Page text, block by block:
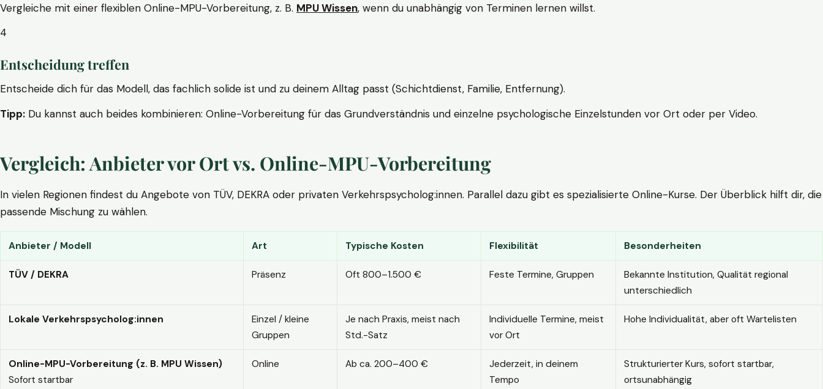
Vergleiche mit einer flexiblen Online-MPU-Vorbereitung, z. B. MPU Wissen, wenn du unabhängig von Terminen lernen willst.
4
Entscheidung treffen
Entscheide dich für das Modell, das fachlich solide ist und zu deinem Alltag passt (Schichtdienst, Familie, Entfernung).
Tipp: Du kannst auch beides kombinieren: Online-Vorbereitung für das Grundverständnis und einzelne psychologische Einzelstunden vor Ort oder per Video.
Vergleich: Anbieter vor Ort vs. Online-MPU-Vorbereitung
In vielen Regionen findest du Angebote von TÜV, DEKRA oder privaten Verkehrspsycholog:innen. Parallel dazu gibt es spezialisierte Online-Kurse. Der Überblick hilft dir, die
passende Mischung zu wählen.
Anbieter / Modell Art Typische Kosten Flexibilität Besonderheiten
TÜV / DEKRA Präsenz Oft 800–1.500 € Feste Termine, Gruppen
Bekannte Institution, Qualität regional
unterschiedlich
Lokale Verkehrspsycholog:innen
Einzel / kleine
Gruppen
Je nach Praxis, meist nach
Std.-Satz
Individuelle Termine, meist
vor Ort
Hohe Individualität, aber oft Wartelisten
Online-MPU-Vorbereitung (z. B. MPU Wissen)
Sofort startbar
Online Ab ca. 200–400 €
Jederzeit, in deinem
Tempo
Strukturierter Kurs, sofort startbar,
ortsunabhängig